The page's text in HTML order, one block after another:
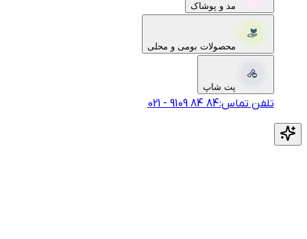
مد و پوشاک
محصولات بومی و محلی
پت شاپ
تلفن تماس: 021-‎9109‎ ‎84‎ ‎84‎